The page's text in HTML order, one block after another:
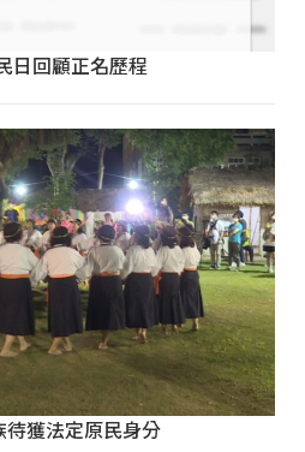
日回顧正名歷程
獲法定原民身分